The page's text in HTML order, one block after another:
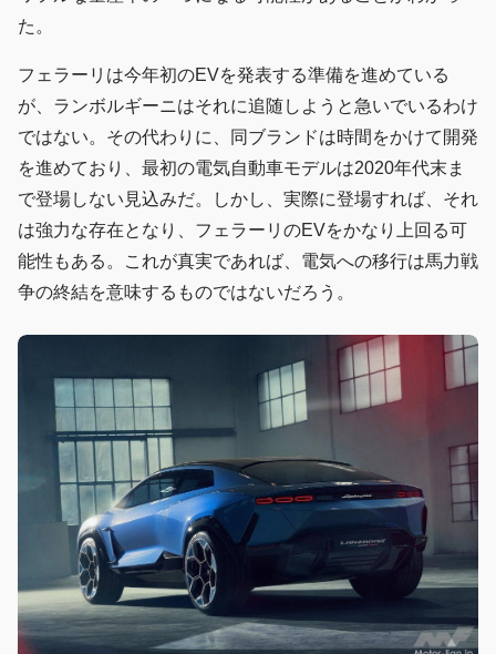
た。
フェラーリは今年初のEVを発表する準備を進めている
が、ランボルギーニはそれに追随しようと急いでいるわけ
ではない。その代わりに、同ブランドは時間をかけて開発
を進めており、最初の電気自動車モデルは2020年代末ま
で登場しない見込みだ。しかし、実際に登場すれば、それ
は強力な存在となり、フェラーリのEVをかなり上回る可
能性もある。これが真実であれば、電気への移行は馬力戦
争の終結を意味するものではないだろう。